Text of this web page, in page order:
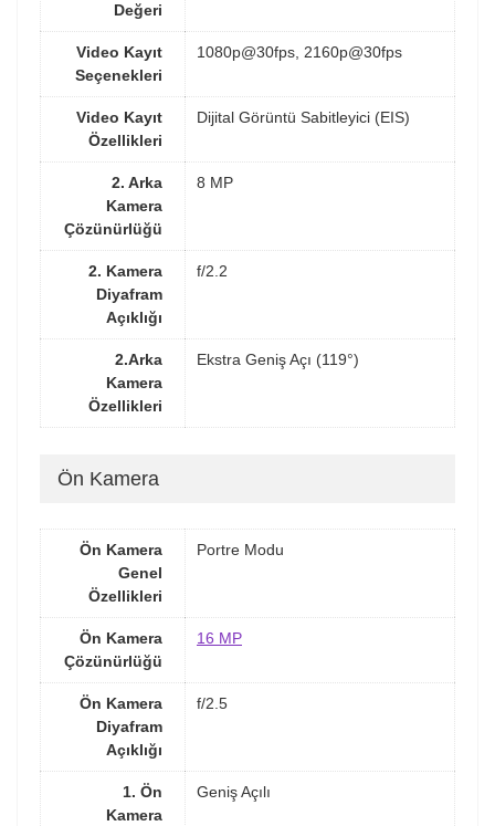
Değeri
Video Kayıt
Seçenekleri
1080p@30fps, 2160p@30fps
Video Kayıt
Özellikleri
Dijital Görüntü Sabitleyici (EIS)
2. Arka
Kamera
Çözünürlüğü
8 MP
2. Kamera
Diyafram
Açıklığı
f/2.2
2.Arka
Kamera
Özellikleri
Ekstra Geniş Açı (119°)
Ön Kamera
Ön Kamera
Genel
Özellikleri
Portre Modu
Ön Kamera
Çözünürlüğü
16 MP
Ön Kamera
Diyafram
Açıklığı
f/2.5
1. Ön
Kamera
Geniş Açılı